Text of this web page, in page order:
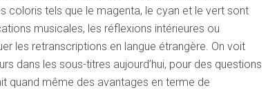
coloris tels que le magenta, le cyan et le vert sont
musicales, les réflexions intérieures ou
les retranscriptions en langue étrangère. On voit
dans les sous-titres aujourd’hui, pour des questions
quand même des avantages en terme de